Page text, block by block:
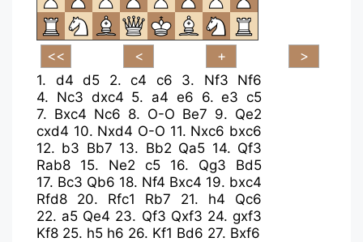
1. d4 d5 2. c4 c6 3. Nf3
Nf6
4. Nc3 dxc4 5. a4 e6 6.e3 c5
7. Bxc4 Nc6 8. O-O Be7 9. Qe2
cxd4 10. Nxd4 O-O 11. Nxc6 bxc6
12. b3 Bb7 13. Bb2 Qa5 14. Qf3
Rab8
15. Ne2 c5 16. Qg3
Bd5
17. Bc3 Qb6 18. Nf4 Bxc4 19. bxc4
Rfd8
20. Rfc1 Rb7 21. h4
Qc6
22. a5 Qe4 23. Qf3 Qxf3 24.gxf3
Kf8 25. h5 h6 26. Kf1 Bd6 27. Bxf6